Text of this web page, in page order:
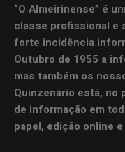
“O Almeirinense” é
classe profissional e
forte incidência
Outubro de 1955 a
mas também os
Quinzenário está, no
de informação em
papel, edição online